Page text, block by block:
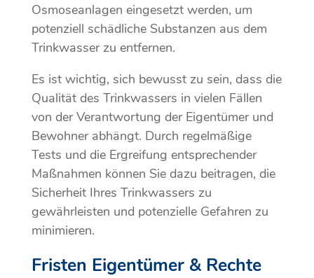
Osmoseanlagen eingesetzt werden, um
potenziell schädliche Substanzen aus dem
Trinkwasser zu entfernen.
Es ist wichtig, sich bewusst zu sein, dass die
Qualität des Trinkwassers in vielen Fällen
von der Verantwortung der Eigentümer und
Bewohner abhängt. Durch regelmäßige
Tests und die Ergreifung entsprechender
Maßnahmen können Sie dazu beitragen, die
Sicherheit Ihres Trinkwassers zu
gewährleisten und potenzielle Gefahren zu
minimieren.
Fristen Eigentümer & Rechte